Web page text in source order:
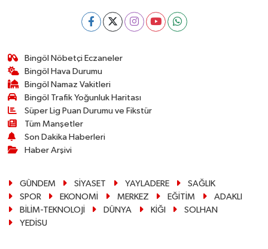
Bingöl Nöbetçi Eczaneler
Bingöl Hava Durumu
Bingöl Namaz Vakitleri
Bingöl Trafik Yoğunluk Haritası
Süper Lig Puan Durumu ve Fikstür
Tüm Manşetler
Son Dakika Haberleri
Haber Arşivi
GÜNDEM SİYASET YAYLADERE
SAĞLIK
SPOR
EKONOMİ MERKEZ EĞİTİM
ADAKLI
BİLİM-TEKNOLOJİ
DÜNYA KİĞI
SOLHAN
YEDİSU